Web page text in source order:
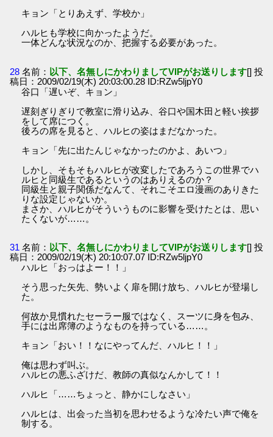
キョン「とりあえず、学校か」
ハルヒも学校に向かったようだ。
一体どんな状況なのか、把握する必要があった。
28 名前： 以下、名無しにかわりましてVIPがお送りします[] 投
稿日：2009/02/19(木) 20:03:00.28 ID:RZw5ljpY0
谷口「遅いぞ、キョン」
遅刻ぎりぎりで教室に滑り込み、谷口や国木田と軽い挨拶
をして席につく。
後ろの席を見ると、ハルヒの姿はまだなかった。
キョン「先に出たんじゃなかったのかよ、あいつ」
しかし、そもそもハルヒが改変したであろうこの世界でハ
ルヒと同級生であるというのはありえるのか？
同級生と親子関係だなんて、それこそエロ漫画のありきた
りな設定じゃないか。
まさか、ハルヒがそういうものに影響を受けたとは、思い
たくないが……。
31 名前： 以下、名無しにかわりましてVIPがお送りします[] 投
稿日：2009/02/19(木) 20:10:07.07 ID:RZw5ljpY0
ハルヒ「おっはよー！！」
そう思った矢先、勢いよく扉を開け放ち、ハルヒが登場し
た。
何故か見慣れたセーラー服ではなく、スーツに身を包み、
手には出席簿のようなものを持っている……。
キョン「おい！！なにやってんだ、ハルヒ！！」
俺は思わず叫ぶ。
ハルヒの悪ふざけだ、教師の真似なんかして！！
ハルヒ「……ちょっと、静かにしなさい」
ハルヒは、出会った当初を思わせるような冷たい声で俺を
制する。